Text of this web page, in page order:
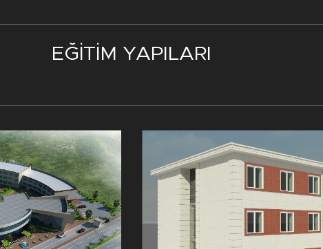
EĞİTİM YAPILARI